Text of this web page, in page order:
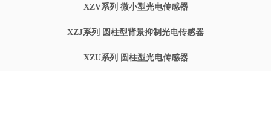
XZV系列 微小型光电传感器
XZJ系列 圆柱型背景抑制光电传感器
XZU系列 圆柱型光电传感器